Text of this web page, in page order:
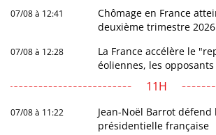
07/08 à 12:41
Chômage en France
deuxième trimestre 2026
07/08 à 12:28
La France accélère le
éoliennes, les
11H
07/08 à 11:22
Jean-Noël Barrot
présidentielle française